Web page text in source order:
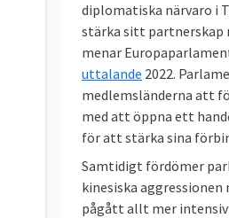
diplomatiska närvaro i
stärka sitt partnerskap
menar
uttalande 2022.
medlemsländerna att
med att öppna ett
för att stärka sina
Samtidigt fördömer
kinesiska aggressionen
pågått allt mer